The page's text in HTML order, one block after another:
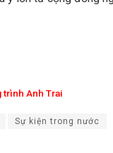
trình Anh Trai
Sự kiện trong nước